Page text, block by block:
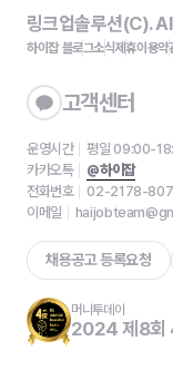
링크업솔루션(C).
하이잡 블로그소식제휴이용약
고객센터
운영시간
평일 09:00-
카카오톡
@하이잡
전화번호
02-2178-
이메일
채용공고 등록요청
머니투데이
2024 제8회